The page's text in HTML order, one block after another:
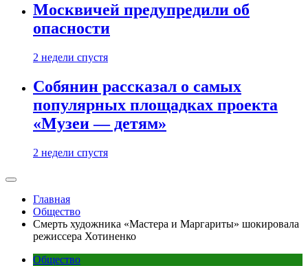
Москвичей предупредили об
опасности
2 недели спустя
Собянин рассказал о самых
популярных площадках проекта
«Музеи — детям»
2 недели спустя
Главная
Общество
Смерть художника «Мастера и Маргариты» шокировала
режиссера Хотиненко
Общество